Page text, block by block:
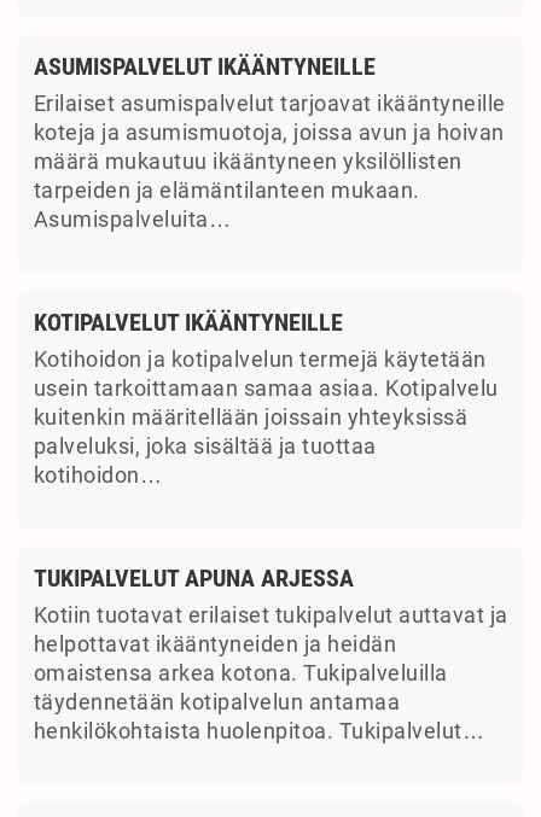
ASUMISPALVELUT IKÄÄNTYNEILLE
Erilaiset asumispalvelut tarjoavat ikääntyneille
koteja ja asumismuotoja, joissa avun ja hoivan
määrä mukautuu ikääntyneen yksilöllisten
tarpeiden ja elämäntilanteen mukaan.
Asumispalveluita…
KOTIPALVELUT IKÄÄNTYNEILLE
Kotihoidon ja kotipalvelun termejä käytetään
usein tarkoittamaan samaa asiaa. Kotipalvelu
kuitenkin määritellään joissain yhteyksissä
palveluksi, joka sisältää ja tuottaa
kotihoidon…
TUKIPALVELUT APUNA ARJESSA
Kotiin tuotavat erilaiset tukipalvelut auttavat ja
helpottavat ikääntyneiden ja heidän
omaistensa arkea kotona. Tukipalveluilla
täydennetään kotipalvelun antamaa
henkilökohtaista huolenpitoa. Tukipalvelut…